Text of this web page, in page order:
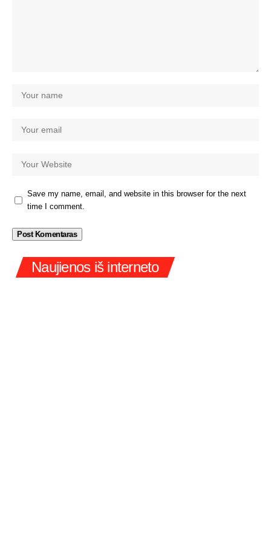
Save my name, email, and website in this browser for the next
time I comment.
Naujienos iš interneto